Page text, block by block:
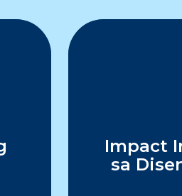
Impact
sa